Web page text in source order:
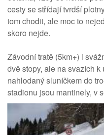
cesty se střídají tvrdší
tom chodit, ale moc to
skoro nejde.
Závodní tratě (5km+) i
dvě stopy, ale na svazích
nahlodaný sluníčkem do
stadionu jsou mantinely, v